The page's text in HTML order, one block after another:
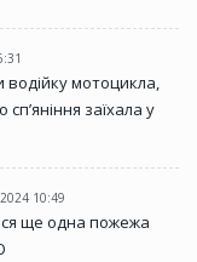
мотоцикла,
сп’яніння заїхала у
10:49
ще одна пожежа